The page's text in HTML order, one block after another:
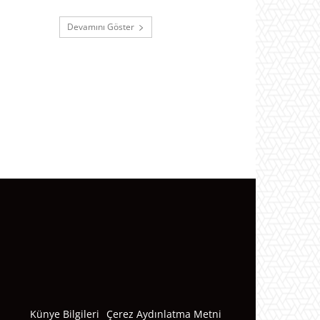
Devamını Göster
Künye Bilgileri Çerez Aydınlatma Metni